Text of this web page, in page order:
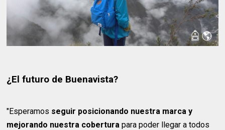
¿El futuro de Buenavista?
"Esperamos seguir posicionando nuestra marca y
mejorando nuestra cobertura para poder llegar a todos